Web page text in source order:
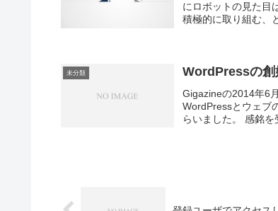
にロボットの見た目
積極的に取り組む、
未分類 WordPressの創
Gigazineの2014年6
WordPressとウェブ
らいました。 感銘を